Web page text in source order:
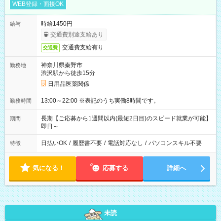
WEB登録・面接OK
給与
時給1450円
交通費別途支給あり
交通費 交通費支給有り
勤務地
神奈川県秦野市
渋沢駅から徒歩15分
日用品医薬関係
勤務時間 13:00～22:00 ※表記のうち実働8時間です。
期間
長期【ご応募から1週間以内(最短2日目)のスピード就業が可能】
即日～
特徴 日払いOK / 履歴書不要 / 電話対応なし / パソコンスキル不要
気になる！ 応募する 詳細へ
未読